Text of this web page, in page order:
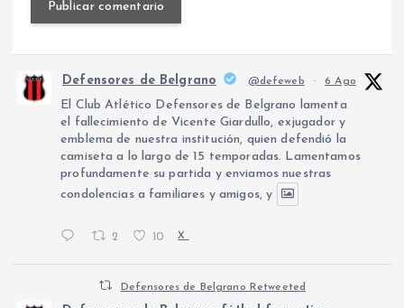
Defensores de Belgrano @defeweb · 6 Ago
El Club Atlético Defensores de Belgrano lamenta
el fallecimiento de Vicente Giardullo, exjugador y
emblema de nuestra institución, quien defendió la
camiseta a lo largo de 15 temporadas. Lamentamos
profundamente su partida y enviamos nuestras
condolencias a familiares y amigos, y
2 10 X
Defensores de Belgrano Retweeted